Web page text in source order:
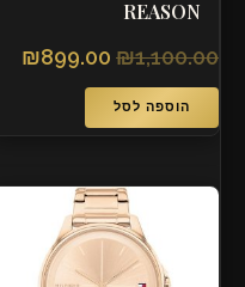
REASON
₪1,100.00
₪899.00
הוספה לסל